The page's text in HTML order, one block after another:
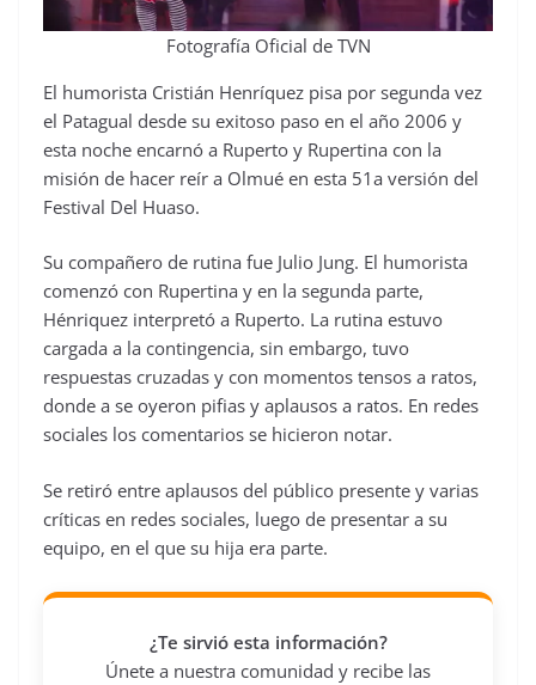
Fotografía Oficial de TVN
El humorista Cristián Henríquez pisa por segunda vez
el Patagual desde su exitoso paso en el año 2006 y
esta noche encarnó a Ruperto y Rupertina con la
misión de hacer reír a Olmué en esta 51a versión del
Festival Del Huaso.
Su compañero de rutina fue Julio Jung. El humorista
comenzó con Rupertina y en la segunda parte,
Hénriquez interpretó a Ruperto. La rutina estuvo
cargada a la contingencia, sin embargo, tuvo
respuestas cruzadas y con momentos tensos a ratos,
donde a se oyeron pifias y aplausos a ratos. En redes
sociales los comentarios se hicieron notar.
Se retiró entre aplausos del público presente y varias
críticas en redes sociales, luego de presentar a su
equipo, en el que su hija era parte.
¿Te sirvió esta información?
Únete a nuestra comunidad y recibe las